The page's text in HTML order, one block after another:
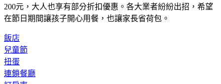
在節日期間讓孩子開心用餐，也讓家長省荷包。
兒童節
扭蛋
連鎖餐廳
訂房率